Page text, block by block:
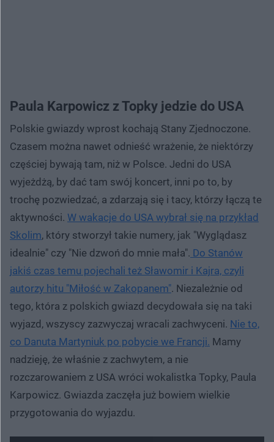
Paula Karpowicz z Topky jedzie do USA
Polskie gwiazdy wprost kochają Stany Zjednoczone.
Czasem można nawet odnieść wrażenie, że niektórzy
częściej bywają tam, niż w Polsce. Jedni do USA
wyjeżdżą, by dać tam swój koncert, inni po to, by
trochę pozwiedzać, a zdarzają się i tacy, którzy łączą te
aktywności. W wakacje do USA wybrał się na przykład
Skolim, który stworzył takie numery, jak "Wyglądasz
idealnie" czy "Nie dzwoń do mnie mała". Do Stanów
jakiś czas temu pojechali też Sławomir i Kajra, czyli
autorzy hitu "Miłość w Zakopanem". Niezależnie od
tego, która z polskich gwiazd decydowała się na taki
wyjazd, wszyscy zazwyczaj wracali zachwyceni. Nie to,
co Danuta Martyniuk po pobycie we Francji. Mamy
nadzieję, że właśnie z zachwytem, a nie
rozczarowaniem z USA wróci wokalistka Topky, Paula
Karpowicz. Gwiazda zaczęła już bowiem wielkie
przygotowania do wyjazdu.